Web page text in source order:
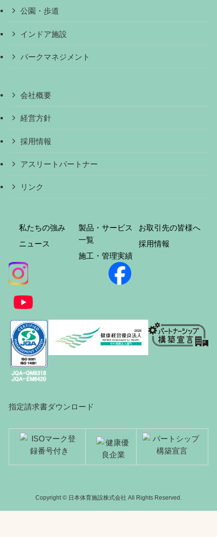
公園・歩道
インドア施設
パークマネジメント
会社概要
経営方針
採用情報
アスリートパートナー
リンク
私たちの強み
ニュース
製品・サービス
一覧
施工・管理実績
お取引先の皆様へ
採用情報
指定請求書ダウンロード
Copyright © 日本体育施設株式会社 All Rights Reserved.